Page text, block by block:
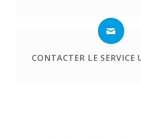
CONTACTER LE SERVICE